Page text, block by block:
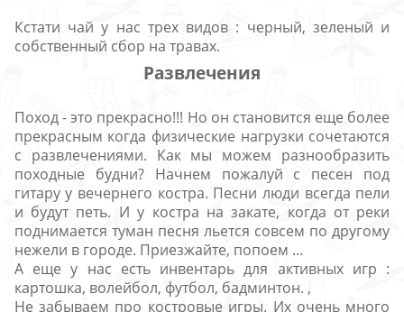
Кстати чай у нас трех видов : черный, зеленый и
собственный сбор на травах.
Развлечения
Поход - это прекрасно!!! Но он становится еще более
прекрасным когда физические нагрузки сочетаются
с развлечениями. Как мы можем разнообразить
походные будни? Начнем пожалуй с песен под
гитару у вечернего костра. Песни люди всегда пели
и будут петь. И у костра на закате, когда от реки
поднимается туман песня льется совсем по другому
нежели в городе. Приезжайте, попоем ...
А еще у нас есть инвентарь для активных игр :
картошка, волейбол, футбол, бадминтон. ,
Не забываем про костровые игры. Их очень много